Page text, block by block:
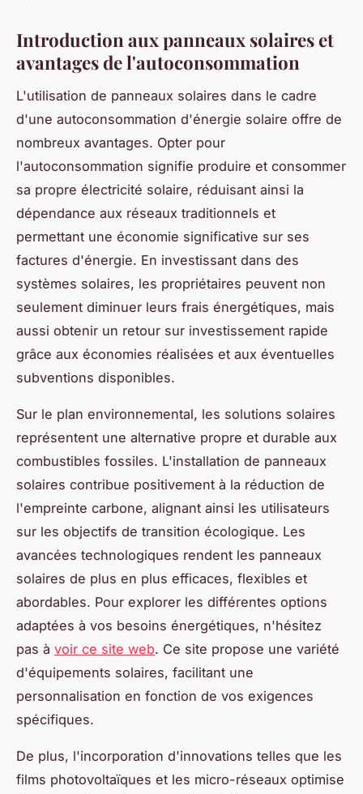
Introduction aux panneaux solaires et
avantages de l'autoconsommation
L'utilisation de panneaux solaires dans le cadre
d'une autoconsommation d'énergie solaire offre de
nombreux avantages. Opter pour
l'autoconsommation signifie produire et consommer
sa propre électricité solaire, réduisant ainsi la
dépendance aux réseaux traditionnels et
permettant une économie significative sur ses
factures d'énergie. En investissant dans des
systèmes solaires, les propriétaires peuvent non
seulement diminuer leurs frais énergétiques, mais
aussi obtenir un retour sur investissement rapide
grâce aux économies réalisées et aux éventuelles
subventions disponibles.
Sur le plan environnemental, les solutions solaires
représentent une alternative propre et durable aux
combustibles fossiles. L'installation de panneaux
solaires contribue positivement à la réduction de
l'empreinte carbone, alignant ainsi les utilisateurs
sur les objectifs de transition écologique. Les
avancées technologiques rendent les panneaux
solaires de plus en plus efficaces, flexibles et
abordables. Pour explorer les différentes options
adaptées à vos besoins énergétiques, n'hésitez
pas à voir ce site web. Ce site propose une variété
d'équipements solaires, facilitant une
personnalisation en fonction de vos exigences
spécifiques.
De plus, l'incorporation d'innovations telles que les
films photovoltaïques et les micro-réseaux optimise